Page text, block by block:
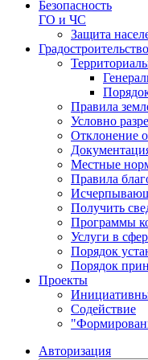
Безопасность
ГО и ЧС
Защита
Градостроительство
Правила
Условно
Отклонение
Местные
Правила
Получить
Программы
Услуги в
Порядок
Порядок
Проекты
Содействие
Авторизация